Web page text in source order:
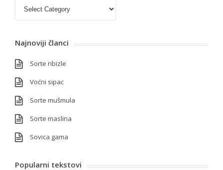
Najnoviji članci
Sorte ribizle
Voćni sipac
Sorte mušmula
Sorte maslina
Sovica gama
Popularni tekstovi